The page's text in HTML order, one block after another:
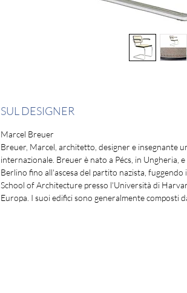
SUL DESIGNER
Marcel Breuer
Breuer, Marcel, architetto, designer e insegnante
internazionale. Breuer è nato a Pécs, in Ungheria,
Berlino fino all'ascesa del partito nazista,
School of Architecture presso l'Università di
Europa. I suoi edifici sono generalmente composti